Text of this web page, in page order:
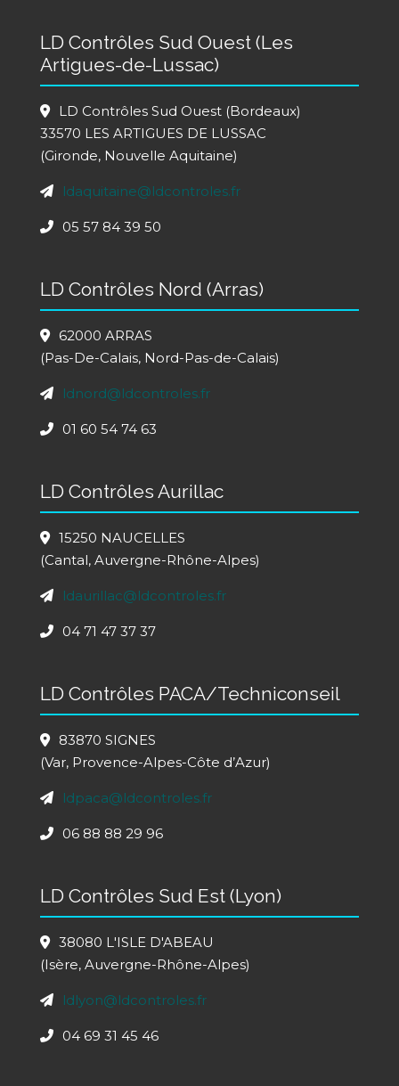
LD Contrôles Sud Ouest (Les
Artigues-de-Lussac)
LD Contrôles Sud Ouest (Bordeaux)
33570 LES ARTIGUES DE LUSSAC
(Gironde, Nouvelle Aquitaine)
ldaquitaine@ldcontroles.fr
05 57 84 39 50
LD Contrôles Nord (Arras)
62000 ARRAS
(Pas-De-Calais, Nord-Pas-de-Calais)
ldnord@ldcontroles.fr
01 60 54 74 63
LD Contrôles Aurillac
15250 NAUCELLES
(Cantal, Auvergne-Rhône-Alpes)
ldaurillac@ldcontroles.fr
04 71 47 37 37
LD Contrôles PACA/Techniconseil
83870 SIGNES
(Var, Provence-Alpes-Côte d’Azur)
ldpaca@ldcontroles.fr
06 88 88 29 96
LD Contrôles Sud Est (Lyon)
38080 L'ISLE D'ABEAU
(Isère, Auvergne-Rhône-Alpes)
ldlyon@ldcontroles.fr
04 69 31 45 46